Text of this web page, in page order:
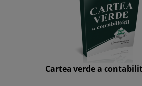
Cartea verde a